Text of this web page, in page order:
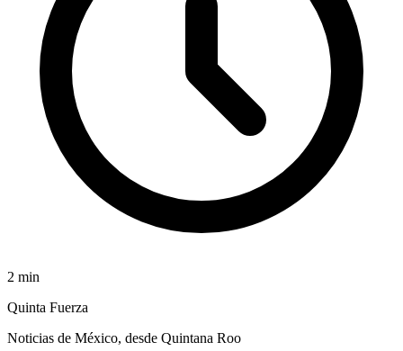
2 min
Quinta Fuerza
Noticias de México, desde Quintana Roo